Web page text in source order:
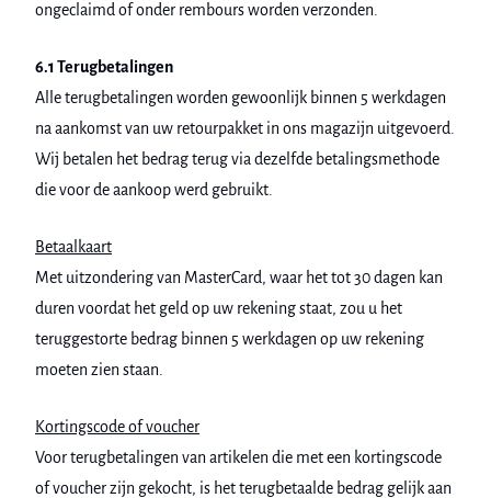
ongeclaimd of onder rembours worden verzonden.
6.1 Terugbetalingen
Alle terugbetalingen worden gewoonlijk binnen 5 werkdagen
na aankomst van uw retourpakket in ons magazijn uitgevoerd.
Wij betalen het bedrag terug via dezelfde betalingsmethode
die voor de aankoop werd gebruikt.
Betaalkaart
Met uitzondering van MasterCard, waar het tot 30 dagen kan
duren voordat het geld op uw rekening staat, zou u het
teruggestorte bedrag binnen 5 werkdagen op uw rekening
moeten zien staan.
Kortingscode of voucher
Voor terugbetalingen van artikelen die met een kortingscode
of voucher zijn gekocht, is het terugbetaalde bedrag gelijk aan